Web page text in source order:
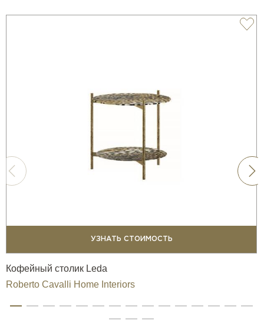
УЗНАТЬ СТОИМОСТЬ
Кофейный столик Leda
Roberto Cavalli Home Interiors